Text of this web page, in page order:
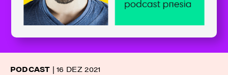
PODCAST |16 DEZ 2021